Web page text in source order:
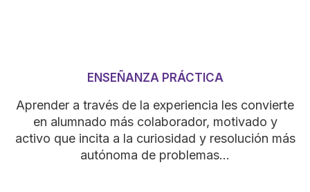
ENSEÑANZA PRÁCTICA
Aprender a través de la experiencia les convierte
en alumnado más colaborador, motivado y
activo que incita a la curiosidad y resolución más
autónoma de problemas…